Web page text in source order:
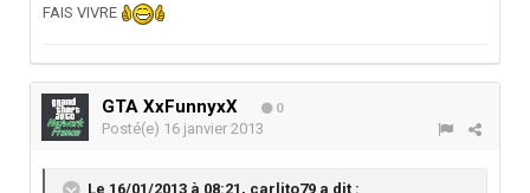
FAIS VIVRE
GTA XxFunnyxX 0
Posté(e) 16 janvier 2013
Le 16/01/2013 à 08:21, carlito79 a dit :